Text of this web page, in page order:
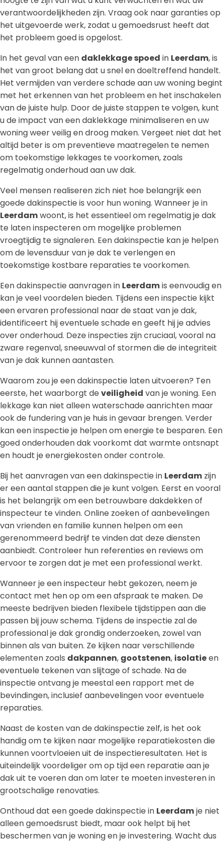
verantwoordelijkheden zijn. Vraag ook naar garanties op
het uitgevoerde werk, zodat u gemoedsrust heeft dat
het probleem goed is opgelost.
In het geval van een daklekkage spoed in Leerdam, is
het van groot belang dat u snel en doeltreffend handelt.
Het vermijden van verdere schade aan uw woning begint
met het erkennen van het probleem en het inschakelen
van de juiste hulp. Door de juiste stappen te volgen, kunt
u de impact van een daklekkage minimaliseren en uw
woning weer veilig en droog maken. Vergeet niet dat het
altijd beter is om preventieve maatregelen te nemen
om toekomstige lekkages te voorkomen, zoals
regelmatig onderhoud aan uw dak.
Veel mensen realiseren zich niet hoe belangrijk een
goede dakinspectie is voor hun woning. Wanneer je in
Leerdamwoont, is het essentieel om regelmatig je dak
te laten inspecteren om mogelijke problemen
vroegtijdig te signaleren. Een dakinspectie kan je helpen
om de levensduur van je dak te verlengen en
toekomstige kostbare reparaties te voorkomen.
Een dakinspectie aanvragen in Leerdamis eenvoudig en
kan je veel voordelen bieden. Tijdens een inspectie kijkt
een ervaren professional naar de staat van je dak,
identificeert hij eventuele schade en geeft hij je advies
over onderhoud. Deze inspecties zijn cruciaal, vooral na
zware regenval, sneeuwval of stormen die de integriteit
van je dak kunnen aantasten.
Waarom zou je een dakinspectie laten uitvoeren? Ten
eerste, het waarborgt de veiligheid van je woning. Een
lekkage kan niet alleen waterschade aanrichten maar
ook de fundering van je huis in gevaar brengen. Verder
kan een inspectie je helpen om energie te besparen. Een
goed onderhouden dak voorkomt dat warmte ontsnapt
en houdt je energiekosten onder controle.
Bij het aanvragen van een dakinspectie in Leerdam zijn
er een aantal stappen die je kunt volgen. Eerst en vooral
is het belangrijk om een betrouwbare dakdekken of
inspecteur te vinden. Online zoeken of aanbevelingen
van vrienden en familie kunnen helpen om een
gerenommeerd bedrijf te vinden dat deze diensten
aanbiedt. Controleer hun referenties en reviews om
ervoor te zorgen dat je met een professional werkt.
Wanneer je een inspecteur hebt gekozen, neem je
contact met hen op om een afspraak te maken. De
meeste bedrijven bieden flexibele tijdstippen aan die
passen bij jouw schema. Tijdens de inspectie zal de
professional je dak grondig onderzoeken, zowel van
binnen als van buiten. Ze kijken naar verschillende
elementen zoals dakpannen, gootstenen, isolatieen
eventuele tekenen van slijtage of schade. Na de
inspectie ontvang je meestal een rapport met de
bevindingen, inclusief aanbevelingen voor eventuele
reparaties.
Naast de kosten van de dakinspectie zelf, is het ook
handig om te kijken naar mogelijke reparatiekosten die
kunnen voortvloeien uit de inspectieresultaten. Het is
uiteindelijk voordeliger om op tijd een reparatie aan je
dak uit te voeren dan om later te moeten investeren in
grootschalige renovaties.
Onthoud dat een goede dakinspectie in Leerdamje niet
alleen gemoedsrust biedt, maar ook helpt bij het
beschermen van je woning en je investering. Wacht dus